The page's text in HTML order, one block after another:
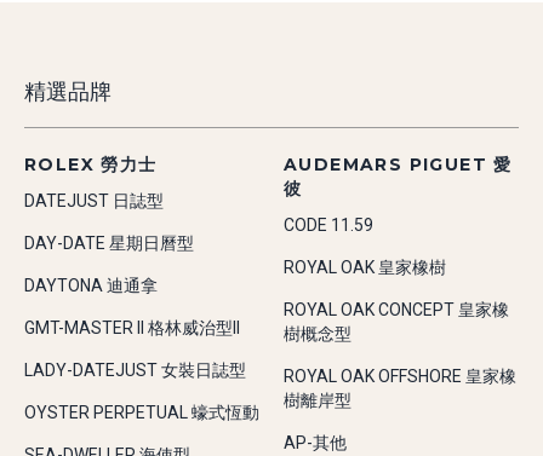
精選品牌
ROLEX 勞力士
DATEJUST 日誌型
DAY-DATE 星期日曆型
DAYTONA 迪通拿
GMT-MASTER II 格林威治型II
LADY-DATEJUST 女裝日誌型
OYSTER PERPETUAL 蠔式恆動
AUDEMARS PIGUET 愛
彼
CODE 11.59
ROYAL OAK 皇家橡樹
ROYAL OAK CONCEPT 皇家橡
樹概念型
ROYAL OAK OFFSHORE 皇家橡
樹離岸型
AP-其他